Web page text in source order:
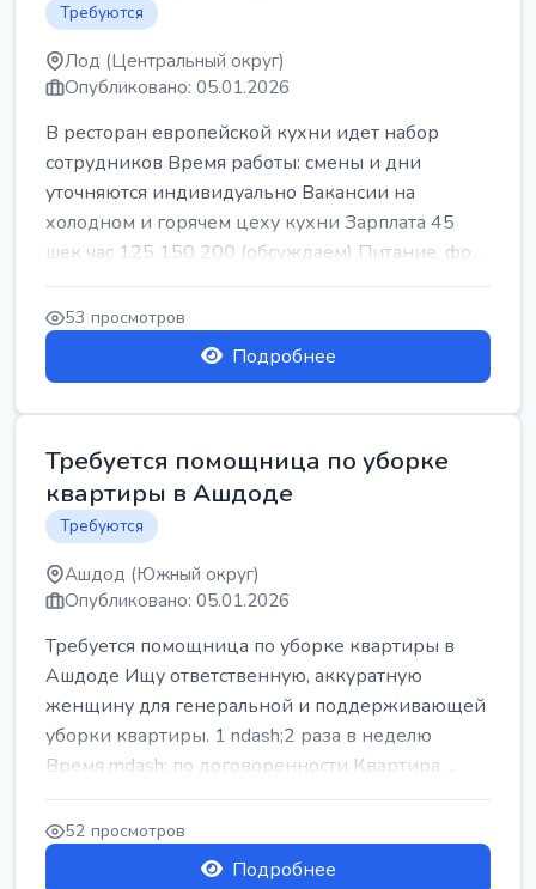
Требуются
Лод (Центральный округ)
Опубликовано: 05.01.2026
В ресторан европейской кухни идет набор
сотрудников Время работы: смены и дни
уточняются индивидуально Вакансии на
холодном и горячем цеху кухни Зарплата 45
шек час 125 150 200 (обсуждаем) Питание, фо...
53 просмотров
Подробнее
Требуется помощница по уборке
квартиры в Ашдоде
Требуются
Ашдод (Южный округ)
Опубликовано: 05.01.2026
Требуется помощница по уборке квартиры в
Ашдоде Ищу ответственную, аккуратную
женщину для генеральной и поддерживающей
уборки квартиры. 1 ndash;2 раза в неделю
Время mdash; по договоренности Квартира ...
52 просмотров
Подробнее